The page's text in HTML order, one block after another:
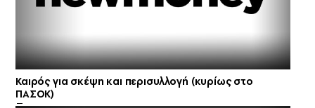
Καιρός για σκέψη και περισυλλογή (κυρίως στο
ΠΑΣΟΚ)